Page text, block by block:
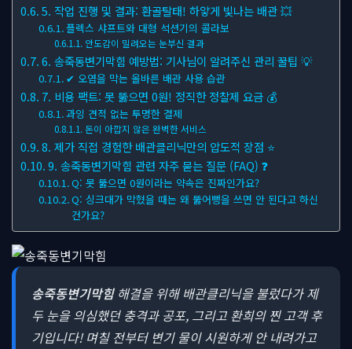
5. 작업 진행 및 결과: 환골탈태! 하얗게 빛나는 배관 💥
플렉스 샤프트와 대형 석션기의 콜라보
안도감이 밀려오는 눈부신 결과
6. 송죽동변기막힘 예방법: 기사님이 알려주신 관리 꿀팁 💡
✔ 오염을 막는 올바른 배관 사용 습관
7. 비용 팩트: 못 뚫으면 0원! 정직한 정찰제 요금 💰
과잉 견적 없는 투명한 결제
돈이 아깝지 않은 완벽한 서비스
8. 제가 직접 경험한 배관클리닉만의 압도적 장점 ⭐
9. 송죽동변기막힘 관련 자주 묻는 질문 (FAQ) ❓
Q: 못 뚫으면 0원이라는 약속은 진짜인가요?
Q: 싱크대가 막혔을 때는 왜 뚫어뻥을 쓰면 안 된다고 하신
건가요?
송죽동변기막힘해결을 위해 배관클리닉을 불렀다가 제
두 눈을 의심했던 충격과 공포, 그리고 환희의 찐 고객 후
기입니다! 며칠 전부터 변기 물이 시원하게 안 내려가고